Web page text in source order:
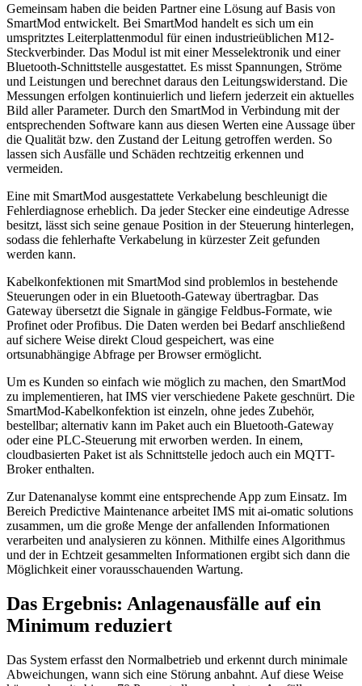
Gemeinsam haben die beiden Partner eine Lösung auf Basis von
SmartMod entwickelt. Bei SmartMod handelt es sich um ein
umspritztes Leiterplattenmodul für einen industrieüblichen M12-
Steckverbinder. Das Modul ist mit einer Messelektronik und einer
Bluetooth-Schnittstelle ausgestattet. Es misst Spannungen, Ströme
und Leistungen und berechnet daraus den Leitungswiderstand. Die
Messungen erfolgen kontinuierlich und liefern jederzeit ein aktuelles
Bild aller Parameter. Durch den SmartMod in Verbindung mit der
entsprechenden Software kann aus diesen Werten eine Aussage über
die Qualität bzw. den Zustand der Leitung getroffen werden. So
lassen sich Ausfälle und Schäden rechtzeitig erkennen und
vermeiden.
Eine mit SmartMod ausgestattete Verkabelung beschleunigt die
Fehlerdiagnose erheblich. Da jeder Stecker eine eindeutige Adresse
besitzt, lässt sich seine genaue Position in der Steuerung hinterlegen,
sodass die fehlerhafte Verkabelung in kürzester Zeit gefunden
werden kann.
Kabelkonfektionen mit SmartMod sind problemlos in bestehende
Steuerungen oder in ein Bluetooth-Gateway übertragbar. Das
Gateway übersetzt die Signale in gängige Feldbus-Formate, wie
Profinet oder Profibus. Die Daten werden bei Bedarf anschließend
auf sichere Weise direkt Cloud gespeichert, was eine
ortsunabhängige Abfrage per Browser ermöglicht.
Um es Kunden so einfach wie möglich zu machen, den SmartMod
zu implementieren, hat IMS vier verschiedene Pakete geschnürt. Die
SmartMod-Kabelkonfektion ist einzeln, ohne jedes Zubehör,
bestellbar; alternativ kann im Paket auch ein Bluetooth-Gateway
oder eine PLC-Steuerung mit erworben werden. In einem,
cloudbasierten Paket ist als Schnittstelle jedoch auch ein MQTT-
Broker enthalten.
Zur Datenanalyse kommt eine entsprechende App zum Einsatz. Im
Bereich Predictive Maintenance arbeitet IMS mit ai-omatic solutions
zusammen, um die große Menge der anfallenden Informationen
verarbeiten und analysieren zu können. Mithilfe eines Algorithmus
und der in Echtzeit gesammelten Informationen ergibt sich dann die
Möglichkeit einer vorausschauenden Wartung.
Das Ergebnis: Anlagenausfälle auf ein
Minimum reduziert
Das System erfasst den Normalbetrieb und erkennt durch minimale
Abweichungen, wann sich eine Störung anbahnt. Auf diese Weise